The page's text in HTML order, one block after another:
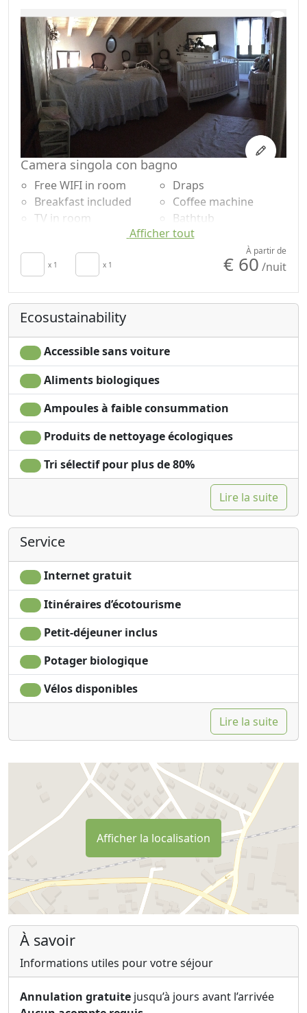
Camera singola con bagno
Free WIFI in room
Breakfast included
TV in room
Crib
Sèche-cheveux
Draps
Coffee machine
Bathtub
Shower
Garden view
Afficher tout
x 1 x 1
À partir de
€ 60 /nuit
Ecosustainability
Accessible sans voiture
Aliments biologiques
Ampoules à faible consummation
Produits de nettoyage écologiques
Tri sélectif pour plus de 80%
Lire la suite
Service
Internet gratuit
Itinéraires d’écotourisme
Petit-déjeuner inclus
Potager biologique
Vélos disponibles
Lire la suite
Afficher la localisation
À savoir
Informations utiles pour votre séjour
Annulation gratuite jusqu’à jours avant l’arrivée